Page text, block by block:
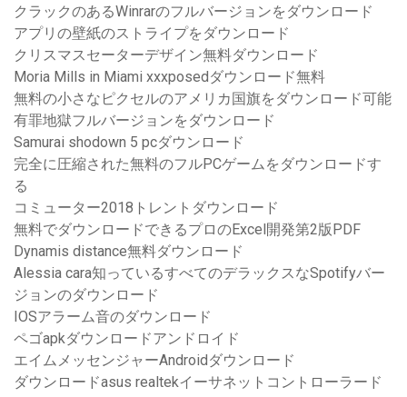
クラックのあるWinrarのフルバージョンをダウンロード
アプリの壁紙のストライプをダウンロード
クリスマスセーターデザイン無料ダウンロード
Moria Mills in Miami xxxposedダウンロード無料
無料の小さなピクセルのアメリカ国旗をダウンロード可能
有罪地獄フルバージョンをダウンロード
Samurai shodown 5 pcダウンロード
完全に圧縮された無料のフルPCゲームをダウンロードす
る
コミューター2018トレントダウンロード
無料でダウンロードできるプロのExcel開発第2版PDF
Dynamis distance無料ダウンロード
Alessia cara知っているすべてのデラックスなSpotifyバー
ジョンのダウンロード
IOSアラーム音のダウンロード
ペゴapkダウンロードアンドロイド
エイムメッセンジャーAndroidダウンロード
ダウンロードasus realtekイーサネットコントローラード